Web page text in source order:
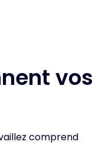
vos
comprend